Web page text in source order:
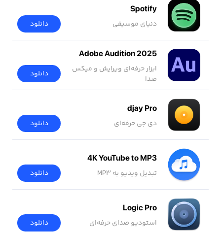
Spotify
دنیای موسیقی دانلود
Adobe Audition 2025
ابزار حرفه‌ای ویرایش و میکس
صدا
دانلود
djay Pro
دی جی حرفه‌ای دانلود
4K YouTube to MP3
تبدیل ویدیو به MP3 دانلود
Logic Pro
استودیو صدای حرفه‌ای دانلود